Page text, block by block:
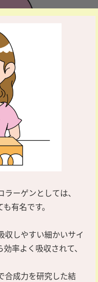
ーゲンとしては、
有名です。
収しやすい細かいサイ
率よく吸収されて、
合成力を研究した結